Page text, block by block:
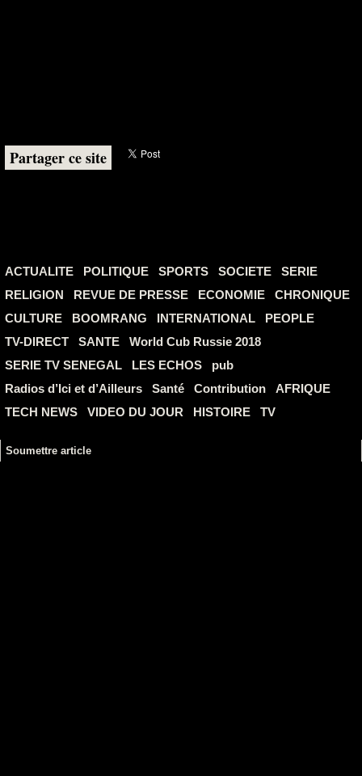
Partager ce site
ACTUALITE POLITIQUE SPORTS SOCIETE
SERIE
RELIGION
REVUE DE PRESSE ECONOMIE
CHRONIQUE
CULTURE
BOOMRANG INTERNATIONAL
PEOPLE
TV-DIRECT
SANTE
World Cub Russie 2018
SERIE TV SENEGAL
LES ECHOS
pub
Radios d’Ici et d’Ailleurs
Santé Contribution
AFRIQUE
TECH NEWS
VIDEO DU JOUR HISTOIRE TV
Soumettre article